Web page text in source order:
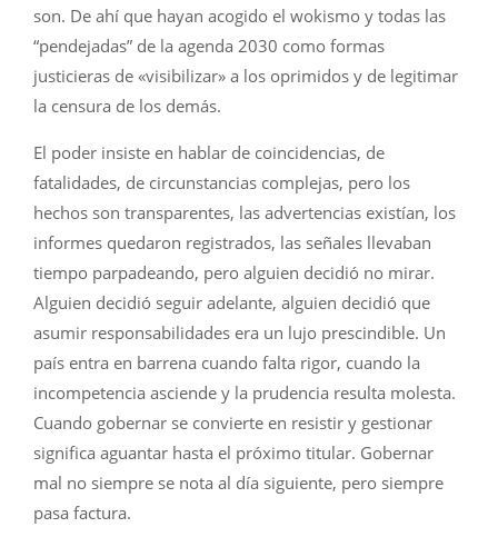
son. De ahí que hayan acogido el wokismo y todas las
“pendejadas” de la agenda 2030 como formas
justicieras de «visibilizar» a los oprimidos y de legitimar
la censura de los demás.
El poder insiste en hablar de coincidencias, de
fatalidades, de circunstancias complejas, pero los
hechos son transparentes, las advertencias existían, los
informes quedaron registrados, las señales llevaban
tiempo parpadeando, pero alguien decidió no mirar.
Alguien decidió seguir adelante, alguien decidió que
asumir responsabilidades era un lujo prescindible. Un
país entra en barrena cuando falta rigor, cuando la
incompetencia asciende y la prudencia resulta molesta.
Cuando gobernar se convierte en resistir y gestionar
significa aguantar hasta el próximo titular. Gobernar
mal no siempre se nota al día siguiente, pero siempre
pasa factura.